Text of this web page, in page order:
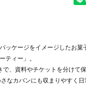
ッケージをイメージしたお菓
ティー」。
、資料やチケットを分けて
なカバンにも収まりやすく日